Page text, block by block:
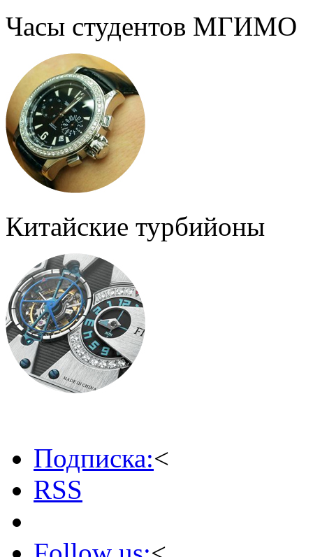
Часы студентов МГИМО
Китайские турбийоны
Подписка:<
RSS